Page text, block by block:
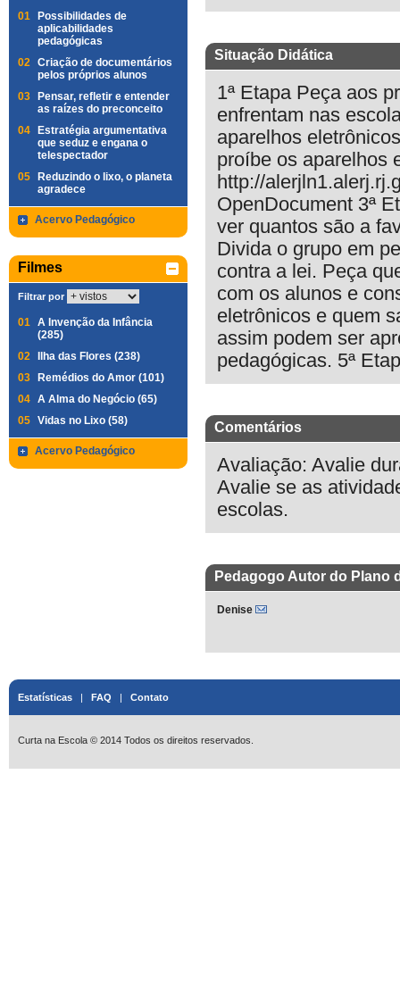
01
Possibilidades de
aplicabilidades
pedagógicas
02 Criação de documentários
pelos próprios alunos
03
Pensar, refletir e entender
as raízes do preconceito
04
Estratégia argumentativa
que seduz e engana o
telespectador
05
Reduzindo o lixo, o planeta
agradece
Acervo Pedagógico
Filmes
Filtrar por
01 A Invenção da Infância
(285)
02
Ilha das Flores (238)
03
Remédios do Amor (101)
04 A Alma do Negócio (65)
05 Vidas no Lixo (58)
Acervo Pedagógico
Situação Didática
1ª Etapa Peça aos
enfrentam nas
aparelhos
proíbe os aparelhos
http://
OpenDocument 3ª
ver quantos são a
Divida o grupo em
contra a lei. Peça
com os alunos e
eletrônicos e quem
assim podem ser
pedagógicas. 5ª
Comentários
Avaliação: Avalie
Avalie se as
escolas.
Pedagogo Autor do Plano
Denise
Estatísticas | FAQ | Contato
Curta na Escola © 2014 Todos os direitos reservados.